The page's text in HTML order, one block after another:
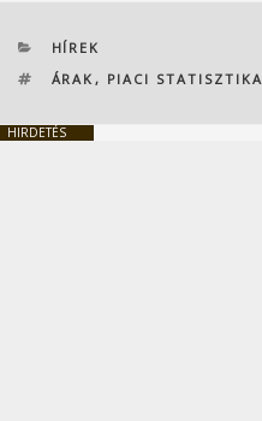
KATEGÓRIÁK
HÍREK
CÍMKÉK
ÁRAK , PIACI STATISZTIKA
HIRDETÉS